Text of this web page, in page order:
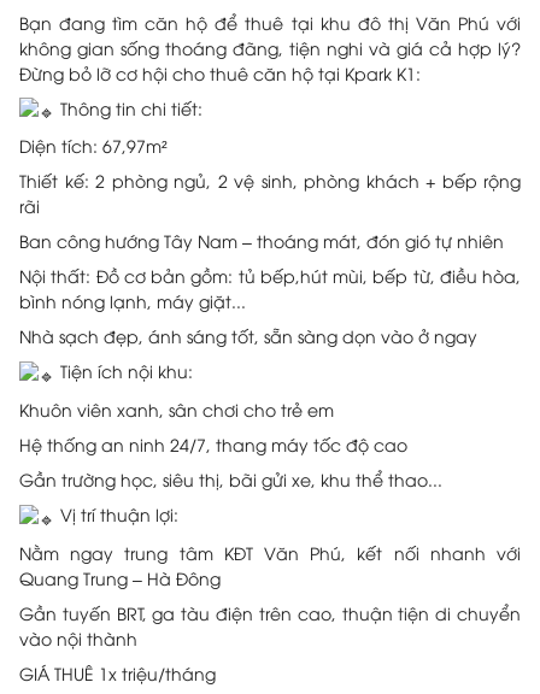
Bạn đang tìm căn hộ để thuê tại khu đô thị Văn Phú với
không gian sống thoáng đãng, tiện nghi và giá cả hợp lý?
Đừng bỏ lỡ cơ hội cho thuê căn hộ tại Kpark K1:
Thông tin chi tiết:
Diện tích: 67,97m²
Thiết kế: 2 phòng ngủ, 2 vệ sinh, phòng khách + bếp rộng
rãi
Ban công hướng Tây Nam – thoáng mát, đón gió tự nhiên
Nội thất: Đồ cơ bản gồm: tủ bếp,hút mùi, bếp từ, điều hòa,
bình nóng lạnh, máy giặt...
Nhà sạch đẹp, ánh sáng tốt, sẵn sàng dọn vào ở ngay
Tiện ích nội khu:
Khuôn viên xanh, sân chơi cho trẻ em
Hệ thống an ninh 24/7, thang máy tốc độ cao
Gần trường học, siêu thị, bãi gửi xe, khu thể thao...
Vị trí thuận lợi:
Nằm ngay trung tâm KĐT Văn Phú, kết nối nhanh với
Quang Trung – Hà Đông
Gần tuyến BRT, ga tàu điện trên cao, thuận tiện di chuyển
vào nội thành
GIÁ THUÊ 1x triệu/tháng